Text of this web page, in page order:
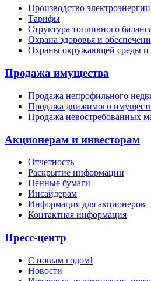
Производство
Тарифы
Структура топливного
Охрана здоровья и
Охраны окружающей среды и
Продажа имущества
Продажа непрофильного
Продажа движимого
Продажа невостребованных
Акционерам и инвесторам
Отчетность
Раскрытие информации
Ценные бумаги
Инсайдерам
Информация для акционеров
Контактная информация
Пресс-центр
С новым годом!
Новости